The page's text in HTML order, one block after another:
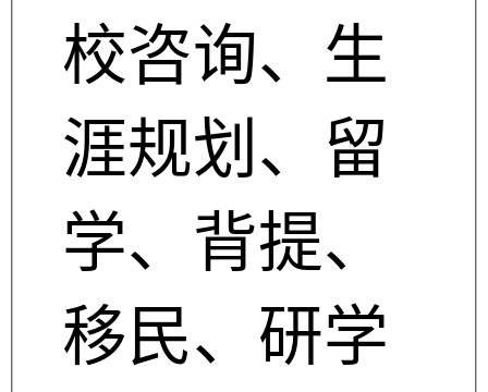
校咨询、生
涯规划、留
学、背提、
移民、研学